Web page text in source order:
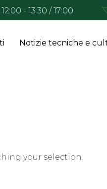
- 13:30 / 17:00
Notizie tecniche e
your selection.